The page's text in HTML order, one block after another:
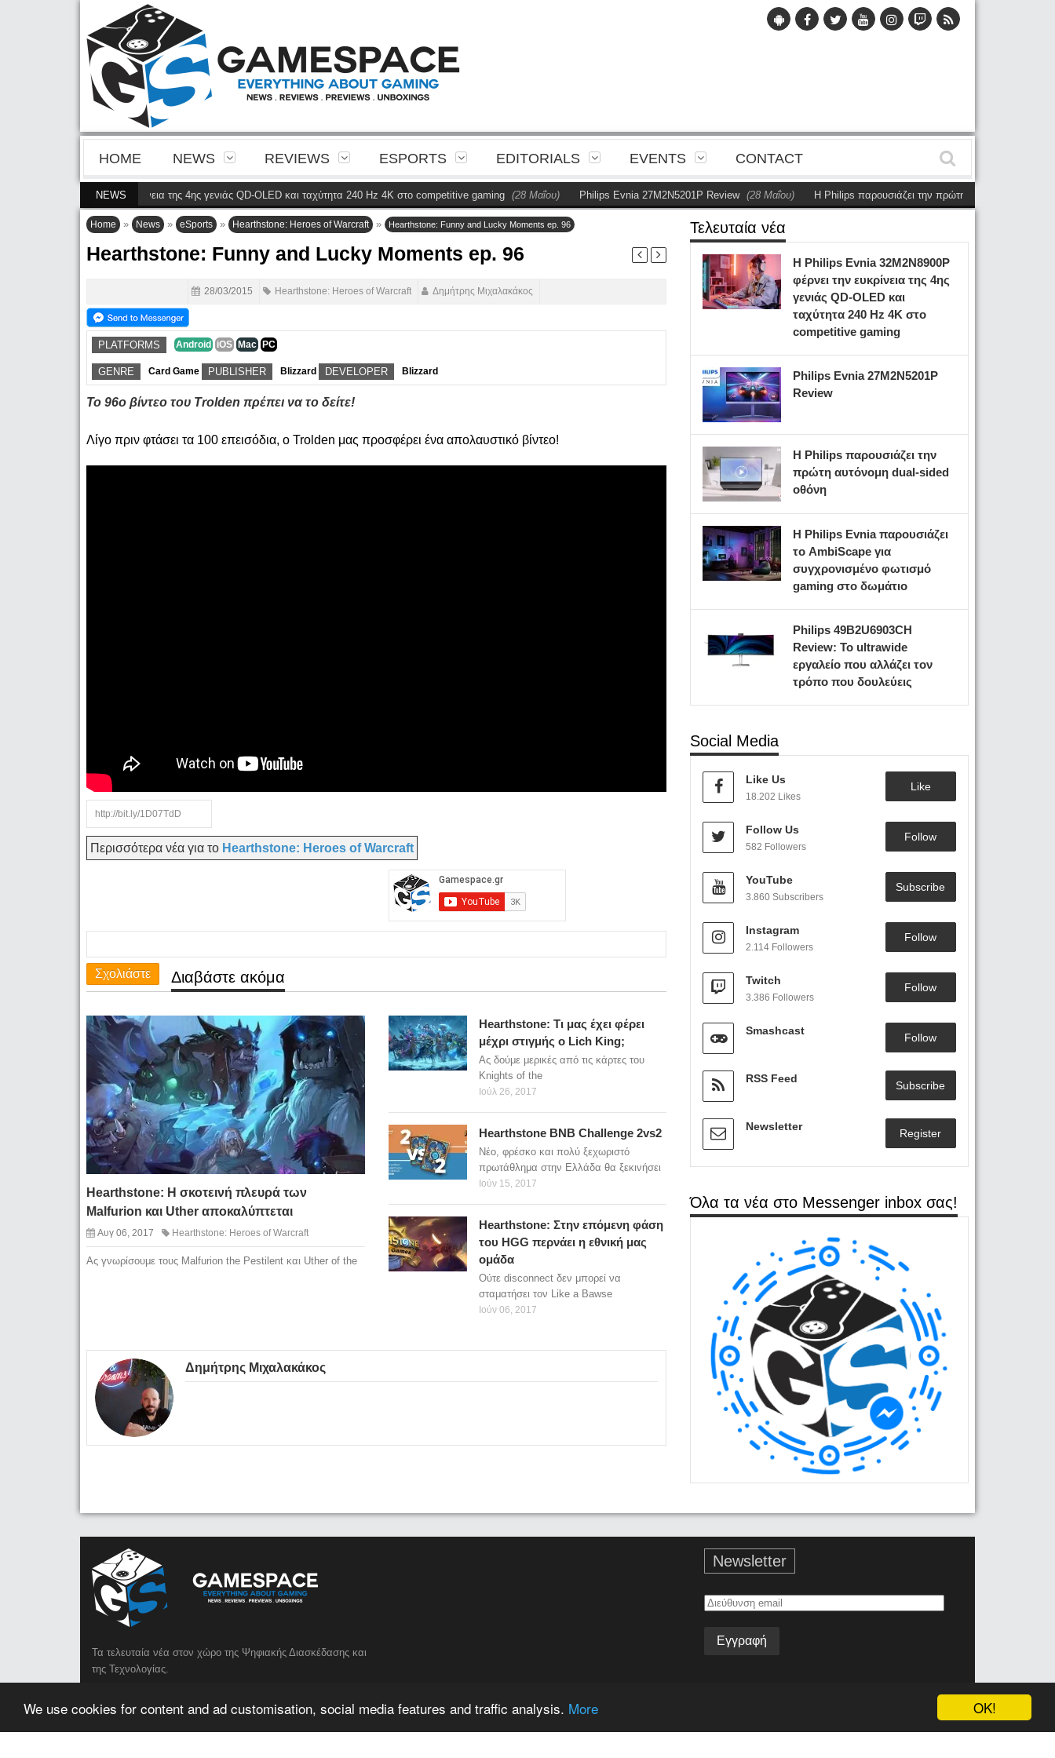
OK!
We use cookies for content and ad customisation, social media features and traffic analysis. More
HOME NEWS REVIEWS ESPORTS EDITORIALS EVENTS CONTACT
NEWS
φέρνει την ευκρίνεια της 4ης γενιάς QD-OLED και ταχύτητα 240 Hz 4K στο competitive gaming (28 Μαΐου) Philips Evnia 27M2N5201P Review (28 Μαΐου) Η Philips παρουσιάζει την πρώτη αυτόνομη dual-sided
Home » News » eSports » Hearthstone: Heroes of Warcraft » Hearthstone: Funny and Lucky Moments ep. 96
Hearthstone: Funny and Lucky Moments ep. 96
28/03/2015 Hearthstone: Heroes of Warcraft Δημήτρης Μιχαλακάκος
PLATFORMS Android iOS Mac PC
GENRE Card Game PUBLISHER Blizzard DEVELOPER Blizzard
Το 96ο βίντεο του Trolden πρέπει να το δείτε!
Λίγο πριν φτάσει τα 100 επεισόδια, ο Trolden μας προσφέρει ένα απολαυστικό βίντεο!
Περισσότερα νέα για το Hearthstone: Heroes of Warcraft
Σχολιάστε Διαβάστε ακόμα
Hearthstone: Η σκοτεινή πλευρά των
Malfurion και Uther αποκαλύπτεται
Αυγ 06, 2017 Hearthstone: Heroes of Warcraft
Ας γνωρίσουμε τους Malfurion the Pestilent και Uther of the
Hearthstone: Τι μας έχει φέρει
μέχρι στιγμής ο Lich King;
Ας δούμε μερικές από τις κάρτες του
Knights of the
Ιούλ 26, 2017
Hearthstone BNB Challenge 2vs2
Νέο, φρέσκο και πολύ ξεχωριστό
πρωτάθλημα στην Ελλάδα θα ξεκινήσει
Ιούν 15, 2017
Hearthstone: Στην επόμενη φάση
του HGG περνάει η εθνική μας
ομάδα
Ούτε disconnect δεν μπορεί να
σταματήσει τον Like a Bawse
Ιούν 06, 2017
Δημήτρης Μιχαλακάκος
Τελευταία νέα
Η Philips Evnia 32M2N8900P
φέρνει την ευκρίνεια της 4ης
γενιάς QD-OLED και
ταχύτητα 240 Hz 4K στο
competitive gaming
Philips Evnia 27M2N5201P
Review
Η Philips παρουσιάζει την
πρώτη αυτόνομη dual-sided
οθόνη
Η Philips Evnia παρουσιάζει
το AmbiScape για
συγχρονισμένο φωτισμό
gaming στο δωμάτιο
Philips 49B2U6903CH
Review: Το ultrawide
εργαλείο που αλλάζει τον
τρόπο που δουλεύεις
Social Media
Like Us
18.202 Likes
Like
Follow Us
582 Followers
Follow
YouTube
3.860 Subscribers
Subscribe
Instagram
2.114 Followers
Follow
Twitch
3.386 Followers
Follow
Smashcast
Follow
RSS Feed
Subscribe
Newsletter
Register
Όλα τα νέα στο Messenger inbox σας!
Τα τελευταία νέα στον χώρο της Ψηφιακής Διασκέδασης και
της Τεχνολογίας.
Newsletter
Διεύθυνση